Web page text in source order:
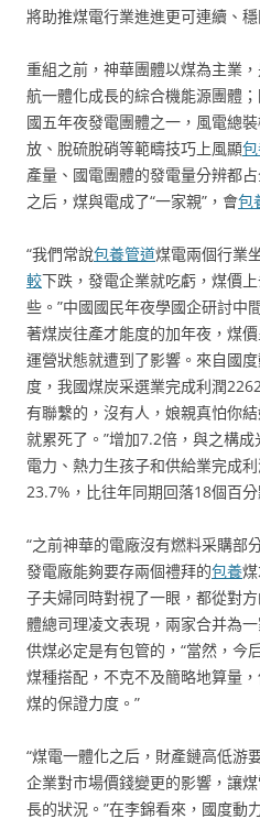
將助推煤電行業進進更可連續、
重組之前，神華團體以煤為主業，
航一體化成長的綜合機能源團體
國五年夜發電團體之一，風電總
放、脫硫脫硝等範疇技巧上風顯
產量、國電團體的發電量分辨都
之后，煤與電成了“一家親”，會包
“我們常說包養管道煤電兩個行業
較下跌，發電企業就吃虧，煤價
些。”中國國民年夜學國企研討中
著煤炭往產才能度的加年夜，煤
運營狀態就遭到了影響。來自國
度，我國煤炭采選業完成利潤
有聯繫的，沒有人，娘親真怕你
就累死了。”增加7.2倍，與之構
電力、熱力生孩子和供給業完成
23.7%，比往年同期回落18個百分
“之前神華的電廠沒有燃料采購部
發電廠能夠要存兩個禮拜的包養
子夫婦同時對視了一眼，都從對
體總司理凌文表現，兩家合并為
供煤必定是有包管的，“當然，今
煤種搭配，不克不及簡略地算量
煤的保證力度。”
“煤電一體化之后，財產鏈高低游
企業對市場價錢變更的影響，讓
長的狀況。”在李錦看來，國度動